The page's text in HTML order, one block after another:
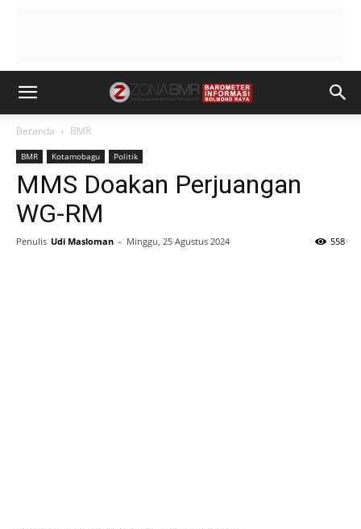
Beranda BMR
BMR Kotamobagu Politik
MMS Doakan Perjuangan
WG-RM
Penulis Udi Masloman - Minggu, 25 Agustus 2024 558